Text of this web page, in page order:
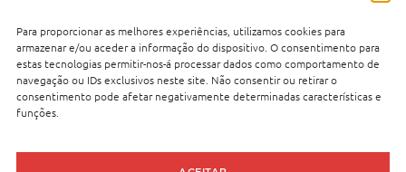
Para proporcionar as melhores experiências, utilizamos cookies para
armazenar e/ou aceder a informação do dispositivo. O consentimento para
estas tecnologias permitir-nos-á processar dados como comportamento de
navegação ou IDs exclusivos neste site. Não consentir ou retirar o
consentimento pode afetar negativamente determinadas características e
funções.
Li e aceito a Política de Privacidade